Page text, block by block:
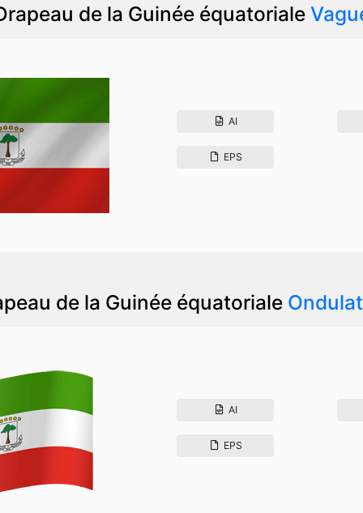
de la Guinée équatoriale
AI
EPS
de la Guinée équatoriale
AI
EPS